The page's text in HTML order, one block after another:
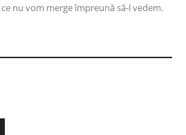
nu vom merge împreună să-l vedem.